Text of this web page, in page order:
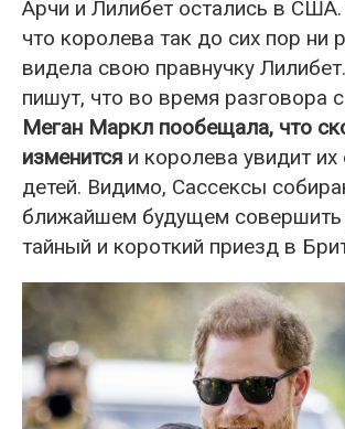
Арчи и Лилибет остались в США.
что королева так до сих пор ни
видела свою правнучку
пишут, что во время разговора
Меган Маркл пообещала, что
изменится и королева увидит их
детей. Видимо, Сассексы
ближайшем будущем совершить
тайный и короткий приезд в